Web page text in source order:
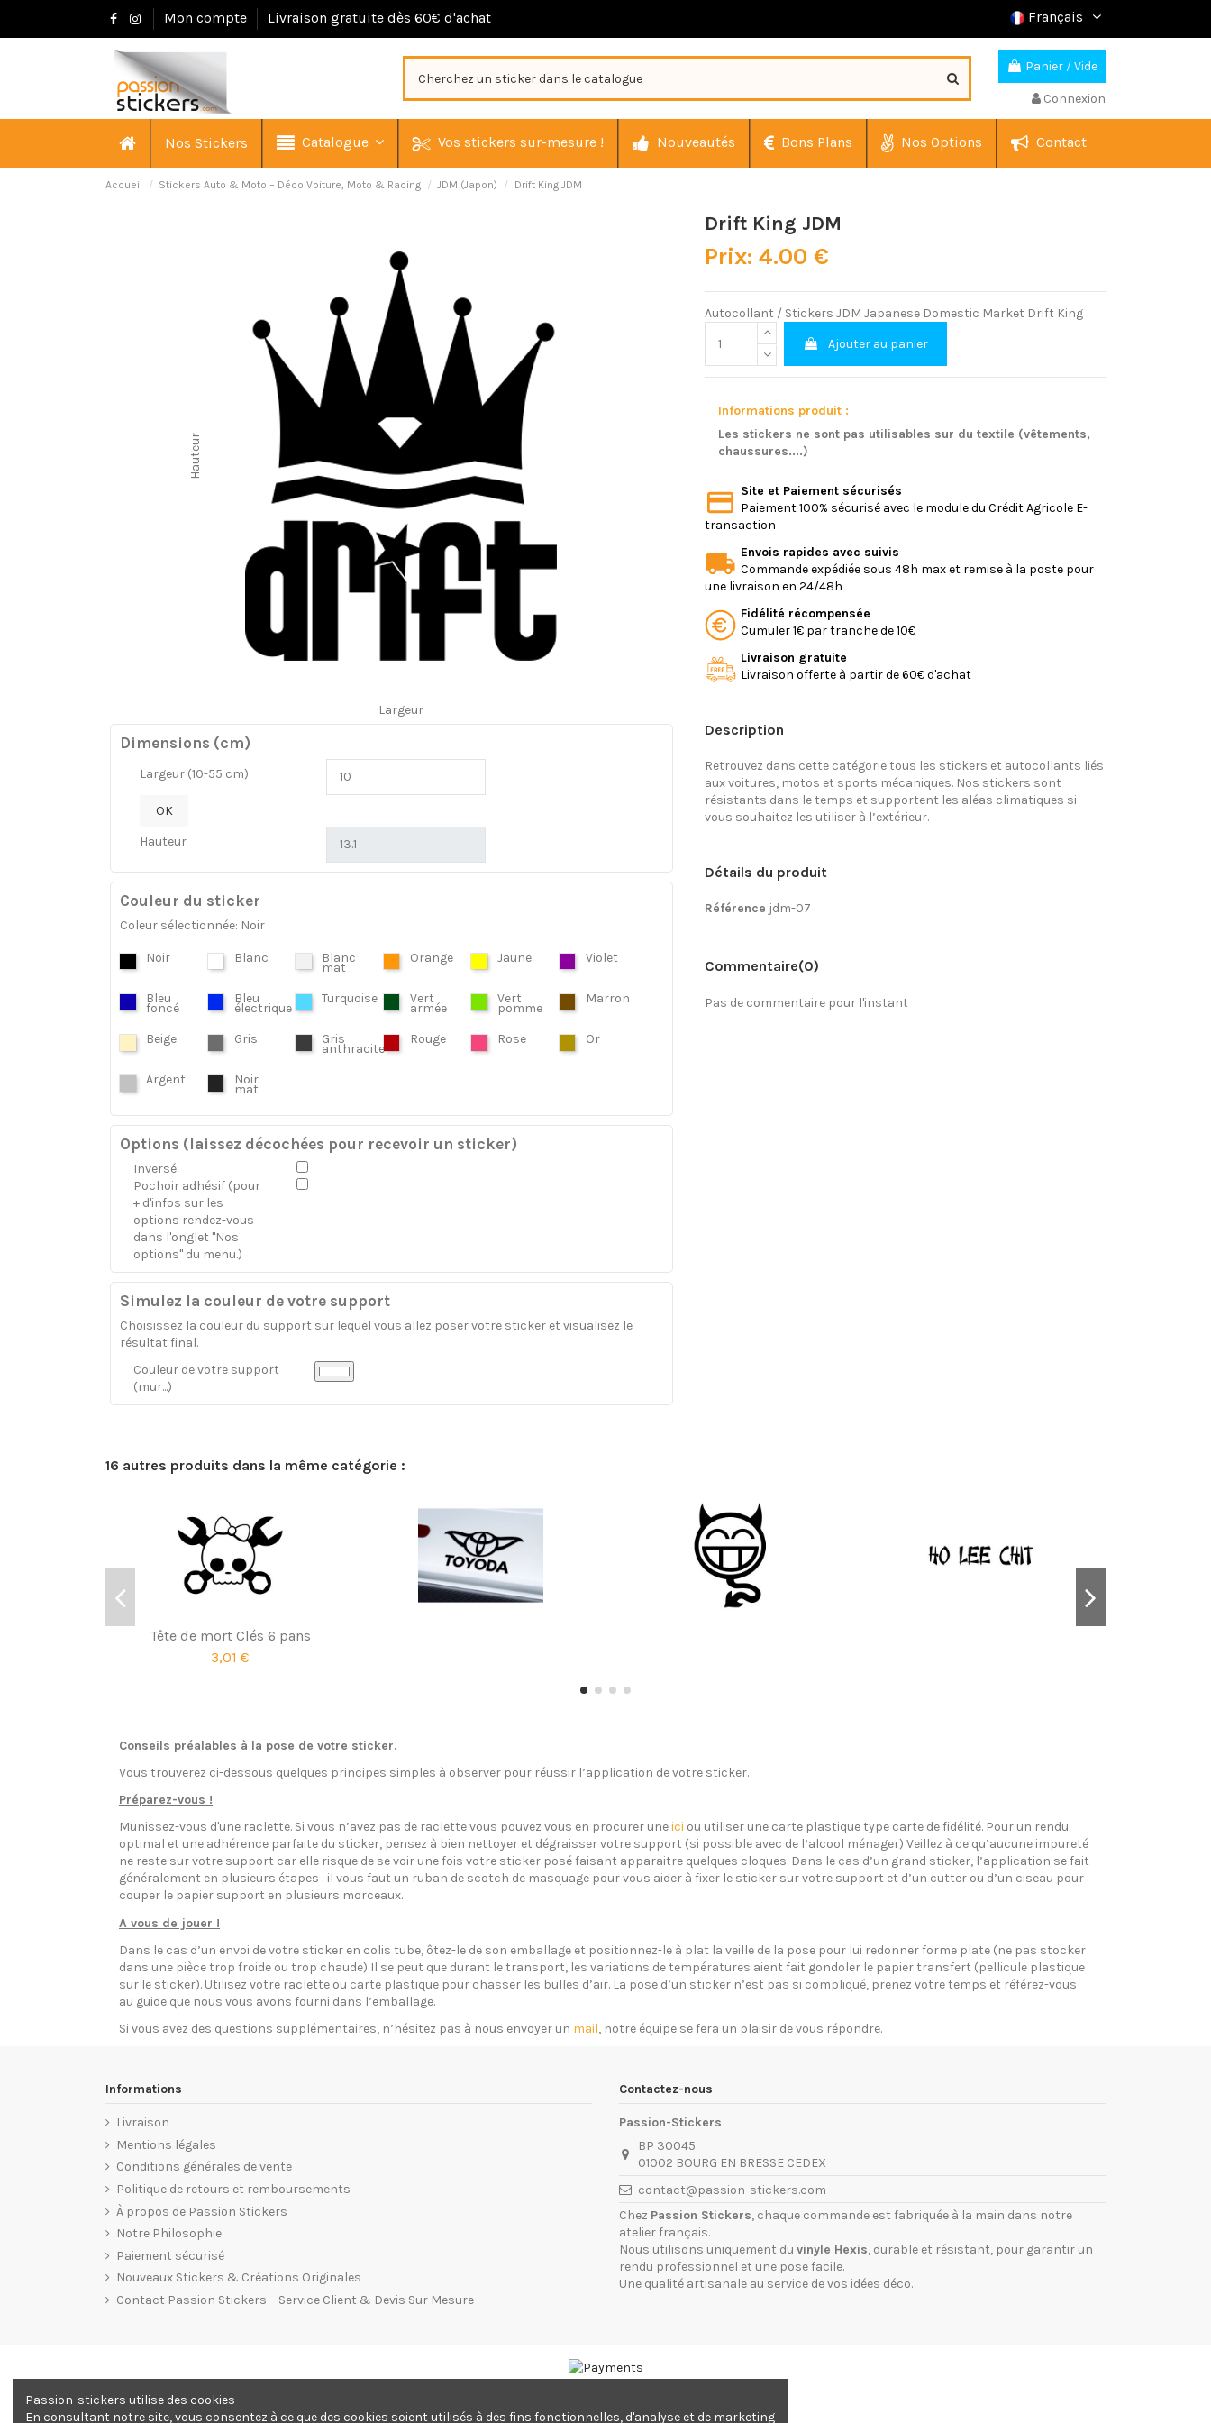
Mon compte Livraison gratuite dès 60€ d'achat Français
Panier /Vide
Connexion
Nos Stickers Catalogue Vos stickers sur-mesure ! Nouveautés Bons Plans Nos Options Contact
Accueil Stickers Auto & Moto – Déco Voiture, Moto & Racing JDM (Japon) Drift King JDM
Hauteur
Largeur
Dimensions (cm)
Largeur (10-55 cm)
OK
Hauteur
Couleur du sticker
Coleur sélectionnée: Noir
Noir Blanc Blanc
mat
Orange Jaune Violet
Bleu
foncé
Bleu
électrique
Turquoise Vert
armée
Vert
pomme
Marron
Beige Gris Gris
anthracite
Rouge Rose Or
Argent Noir
mat
Options (laissez décochées pour recevoir un sticker)
Inversé
Pochoir adhésif (pour
+ d'infos sur les
options rendez-vous
dans l'onglet "Nos
options" du menu.)
Simulez la couleur de votre support
Choisissez la couleur du support sur lequel vous allez poser votre sticker et visualisez le
résultat final.
Couleur de votre support
(mur...)
Drift King JDM
Prix: 4.00 €
Autocollant / Stickers JDM Japanese Domestic Market Drift King
Ajouter au panier
Informations produit :
Les stickers ne sont pas utilisables sur du textile (vêtements,
chaussures....)
Site et Paiement sécurisés
Paiement 100% sécurisé avec le module du Crédit Agricole E-
transaction
Envois rapides avec suivis
Commande expédiée sous 48h max et remise à la poste pour
une livraison en 24/48h
Fidélité récompensée
Cumuler 1€ par tranche de 10€
Livraison gratuite
Livraison offerte à partir de 60€ d'achat
Description
Retrouvez dans cette catégorie tous les stickers et autocollants liés
aux voitures, motos et sports mécaniques. Nos stickers sont
résistants dans le temps et supportent les aléas climatiques si
vous souhaitez les utiliser à l’extérieur.
Détails du produit
Référence jdm-07
Commentaire(0)
Pas de commentaire pour l'instant
16 autres produits dans la même catégorie :
Tête de mort Clés 6 pans
3,01 €
Conseils préalables à la pose de votre sticker.
Vous trouverez ci-dessous quelques principes simples à observer pour réussir l’application de votre sticker.
Préparez-vous !
Munissez-vous d'une raclette. Si vous n’avez pas de raclette vous pouvez vous en procurer uneici ou utiliser une carte plastique type carte de fidélité. Pour un rendu
optimal et une adhérence parfaite du sticker, pensez à bien nettoyer et dégraisser votre support (si possible avec de l’alcool ménager) Veillez à ce qu’aucune impureté
ne reste sur votre support car elle risque de se voir une fois votre sticker posé faisant apparaitre quelques cloques. Dans le cas d’un grand sticker, l’application se fait
généralement en plusieurs étapes : il vous faut un ruban de scotch de masquage pour vous aider à fixer le sticker sur votre support et d’un cutter ou d’un ciseau pour
couper le papier support en plusieurs morceaux.
A vous de jouer !
Dans le cas d’un envoi de votre sticker en colis tube, ôtez-le de son emballage et positionnez-le à plat la veille de la pose pour lui redonner forme plate (ne pas stocker
dans une pièce trop froide ou trop chaude) Il se peut que durant le transport, les variations de températures aient fait gondoler le papier transfert (pellicule plastique
sur le sticker). Utilisez votre raclette ou carte plastique pour chasser les bulles d’air. La pose d’un sticker n’est pas si compliqué, prenez votre temps et référez-vous
au guide que nous vous avons fourni dans l’emballage.
Si vous avez des questions supplémentaires, n’hésitez pas à nous envoyer un mail, notre équipe se fera un plaisir de vous répondre.
Informations
Livraison
Mentions légales
Conditions générales de vente
Politique de retours et remboursements
À propos de Passion Stickers
Notre Philosophie
Paiement sécurisé
Nouveaux Stickers & Créations Originales
Contact Passion Stickers – Service Client & Devis Sur Mesure
Contactez-nous
Passion-Stickers
BP 30045
01002 BOURG EN BRESSE CEDEX
contact@passion-stickers.com
Chez Passion Stickers, chaque commande est fabriquée à la main dans notre
atelier français.
Nous utilisons uniquement du vinyle Hexis, durable et résistant, pour garantir un
rendu professionnel et une pose facile.
Une qualité artisanale au service de vos idées déco.
Passion-stickers utilise des cookies
En consultant notre site, vous consentez à ce que des cookies soient utilisés à des fins fonctionnelles, d'analyse et de marketing